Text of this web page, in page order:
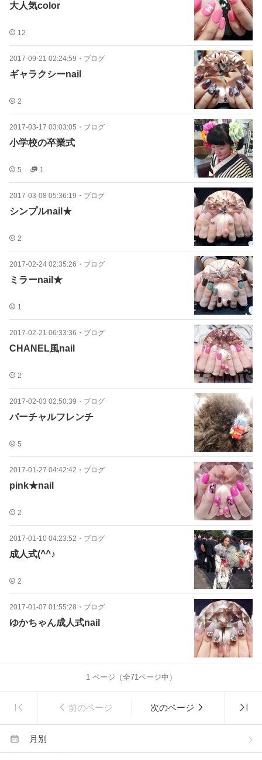
大人気color
12
2017-09-21 02:24:59 ・ ブログ
ギャラクシーnail
2
2017-03-17 03:03:05 ・ ブログ
小学校の卒業式
5 1
2017-03-08 05:36:19 ・ ブログ
シンプルnail★
2
2017-02-24 02:35:26 ・ ブログ
ミラーnail★
1
2017-02-21 06:33:36 ・ ブログ
CHANEL風nail
2
2017-02-03 02:50:39 ・ ブログ
バーチャルフレンチ
5
2017-01-27 04:42:42 ・ ブログ
pink★nail
2
2017-01-10 04:23:52 ・ ブログ
成人式(^^♪
2
2017-01-07 01:55:28 ・ ブログ
ゆかちゃん成人式nail
1ページ（全71ページ中）
前のページ 次のページ
月別